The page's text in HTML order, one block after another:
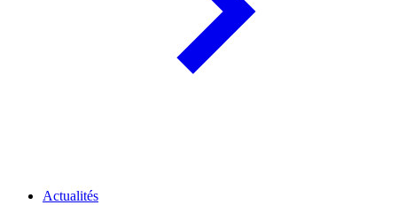
Actualités